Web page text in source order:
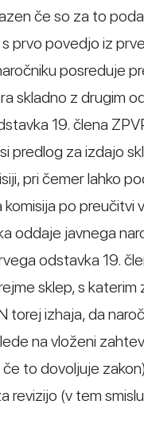
če so za to
prvo povedjo iz
posreduje
skladno z drugim
19. člena
predlog za izdajo
pri čemer lahko
po preučitvi
oddaje javnega
odstavka 19.
sklep, s
torej izhaja, da
na vloženi
to dovoljuje
revizijo (v tem